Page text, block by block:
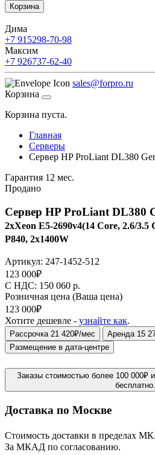
Корзина
Дима
+7 915298-70-98
Максим
+7 926737-62-40
sales@forpro.ru
Корзина
Корзина пуста.
Главная
Серверы
Сервер HP ProLiant DL380
Гарантия 12 мес.
Продано
Сервер HP ProLiant DL380
2xXeon E5-2690v4(14 Core, 2.6/3.5
P840, 2x1400W
Артикул: 247-1452-512
123 000₽
C НДС: 150 060 р.
Розничная цена (Ваша цена)
123 000₽
Хотите дешевле - узнайте как.
Рассрочка 21 420₽/мес
Аренда 15
Размещение в дата-центре
Заказы стоимостью более 100 000₽
бесплатно.
Доставка по Москве
Стоимость доставки в пределах
За МКАД по согласованию.